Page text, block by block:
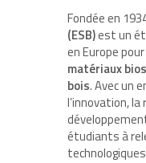
Fondée en
(ESB)est un
en Europe
matériaux
bois. Avec un
l’innovation, la
étudiants à